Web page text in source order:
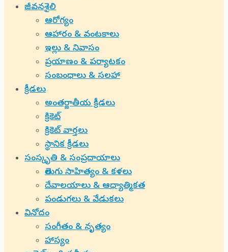
జీవనశైలి
ఆరోగ్యం
ఆహారం & వంటకాలు
ఇల్లు & నివాసం
ప్రయాణం & పర్యాటకం
సంబంధాలు & సలహా
క్రీడలు
అంతర్జాతీయ క్రీడలు
క్రికెట్
క్రికెట్ వార్తలు
స్థానిక క్రీడలు
సంస్కృతి & సంప్రదాయాలు
తెలుగు సాహిత్యం & కళలు
దేవాలయాలు & ఆధ్యాత్మికత
పండుగలు & వేడుకలు
వినోదం
సంగీతం & నృత్యం
హాస్యం